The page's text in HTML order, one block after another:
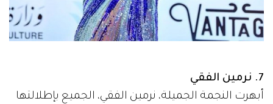
7. نرمين الفقي
أبهرت النجمة الجميلة، نرمين الفقي، الجميع بإطلالتها